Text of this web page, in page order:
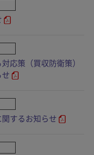
応策（買収防衛策）
するお知らせ